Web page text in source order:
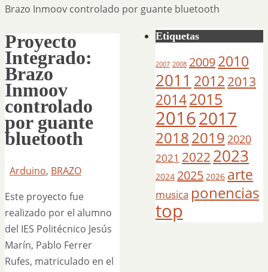
Brazo Inmoov controlado por guante bluetooth
Proyecto
Integrado:
Brazo
Inmoov
controlado
por guante
bluetooth
Arduino, BRAZO
Este proyecto fue
realizado por el alumno
del IES Politécnico Jesús
Marín, Pablo Ferrer
Rufes, matriculado en el
Etiquetas
2007 2008 20092010
2011 2012 2013
20142015
20162017
20182019 2020
2021 2022 2023
2024 2025 2026 arte
musica ponencias
top